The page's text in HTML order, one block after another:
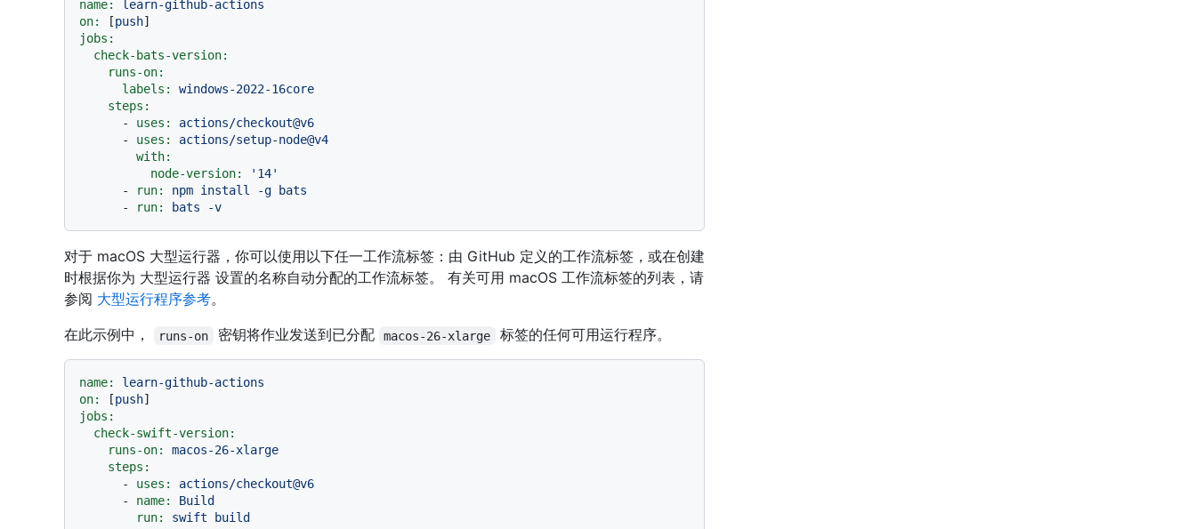
name:
learn-github-actions
on:
[push
jobs:
check-bats-version:
runs-on:
labels:
windows-2022-16core
steps:
-
uses:
actions/checkout@v6
-
uses:
actions/setup-node@v4
with:
node-version:
'14'
-
run: npm install -g
bats
-
run: bats -v
对于 macOS 大型运行器，你可以使用以下任一工作流标签：由 GitHub 定义的工作流标签，或在创建
时根据你为 大型运行器 设置的名称自动分配的工作流标签。 有关可用 macOS 工作流标签的列表，请
参阅 大型运行程序参考。
在此示例中，
runs-on 密钥将作业发送到已分配 macos-26-xlarge 标签的任何可用运行程序。
name:
learn-github-actions
on:
[push
jobs:
check-swift-version:
runs-on:
macos-26-xlarge
steps:
-
uses:
actions/checkout@v6
-
name:
Build
run:
swift
build